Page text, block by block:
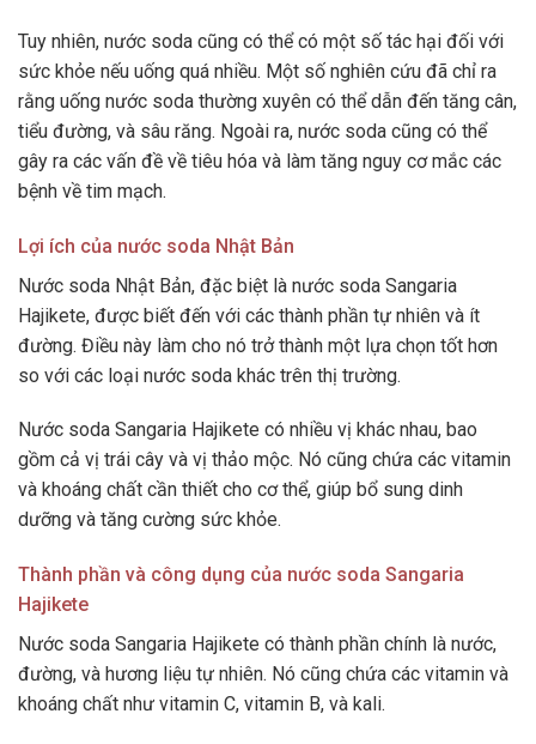
Tuy nhiên, nước soda cũng có thể có một số tác hại đối với
sức khỏe nếu uống quá nhiều. Một số nghiên cứu đã chỉ ra
rằng uống nước soda thường xuyên có thể dẫn đến tăng cân,
tiểu đường, và sâu răng. Ngoài ra, nước soda cũng có thể
gây ra các vấn đề về tiêu hóa và làm tăng nguy cơ mắc các
bệnh về tim mạch.
Lợi ích của nước soda Nhật Bản
Nước soda Nhật Bản, đặc biệt là nước soda Sangaria
Hajikete, được biết đến với các thành phần tự nhiên và ít
đường. Điều này làm cho nó trở thành một lựa chọn tốt hơn
so với các loại nước soda khác trên thị trường.
Nước soda Sangaria Hajikete có nhiều vị khác nhau, bao
gồm cả vị trái cây và vị thảo mộc. Nó cũng chứa các vitamin
và khoáng chất cần thiết cho cơ thể, giúp bổ sung dinh
dưỡng và tăng cường sức khỏe.
Thành phần và công dụng của nước soda Sangaria
Hajikete
Nước soda Sangaria Hajikete có thành phần chính là nước,
đường, và hương liệu tự nhiên. Nó cũng chứa các vitamin và
khoáng chất như vitamin C, vitamin B, và kali.